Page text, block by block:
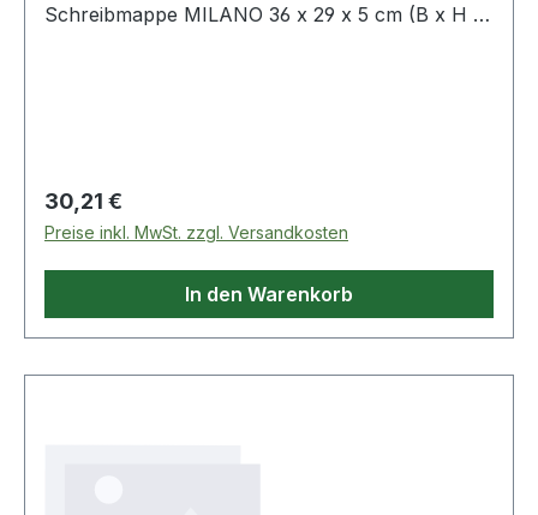
Schreibmappe MILANO 36 x 29 x 5 cm (B x H x
Regulärer Preis:
30,21 €
Preise inkl. MwSt. zzgl. Versandkosten
In den Warenkorb